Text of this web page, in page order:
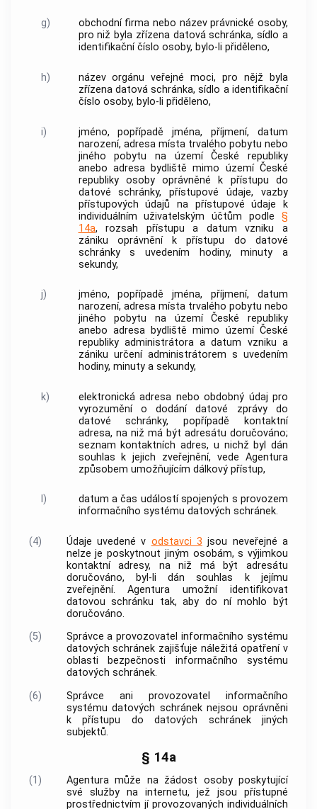
g)
obchodní firma nebo název právnické osoby,
pro niž byla zřízena datová schránka, sídlo a
identifikační číslo osoby, bylo-li přiděleno,
h)
název orgánu veřejné moci, pro nějž byla
zřízena datová schránka, sídlo a identifikační
číslo osoby, bylo-li přiděleno,
i)
jméno, popřípadě jména, příjmení, datum
narození, adresa místa trvalého pobytu nebo
jiného pobytu na území České republiky
anebo adresa bydliště mimo území České
republiky osoby oprávněné k přístupu do
datové schránky, přístupové údaje, vazby
přístupových údajů na přístupové údaje k
individuálním uživatelským účtům podle §
14a, rozsah přístupu a datum vzniku a
zániku oprávnění k přístupu do datové
schránky s uvedením hodiny, minuty a
sekundy,
j)
jméno, popřípadě jména, příjmení, datum
narození, adresa místa trvalého pobytu nebo
jiného pobytu na území České republiky
anebo adresa bydliště mimo území České
republiky administrátora a datum vzniku a
zániku určení administrátorem s uvedením
hodiny, minuty a sekundy,
k)
elektronická adresa nebo obdobný údaj pro
vyrozumění o dodání datové zprávy do
datové schránky, popřípadě kontaktní
adresa, na niž má být adresátu doručováno;
seznam kontaktních adres, u nichž byl dán
souhlas k jejich zveřejnění, vede Agentura
způsobem umožňujícím dálkový přístup,
l)
datum a čas událostí spojených s provozem
informačního systému datových schránek.
(4) Údaje uvedené v odstavci 3 jsou neveřejné a
nelze je poskytnout jiným osobám, s výjimkou
kontaktní adresy, na niž má být adresátu
doručováno, byl-li dán souhlas k jejímu
zveřejnění. Agentura umožní identifikovat
datovou schránku tak, aby do ní mohlo být
doručováno.
(5)
Správce a provozovatel informačního systému
datových schránek zajišťuje náležitá opatření v
oblasti bezpečnosti informačního systému
datových schránek.
(6)
Správce ani provozovatel informačního
systému datových schránek nejsou oprávněni
k přístupu do datových schránek jiných
subjektů.
§ 14a
(1)
Agentura může na žádost osoby poskytující
své služby na internetu, jež jsou přístupné
prostřednictvím jí provozovaných individuálních